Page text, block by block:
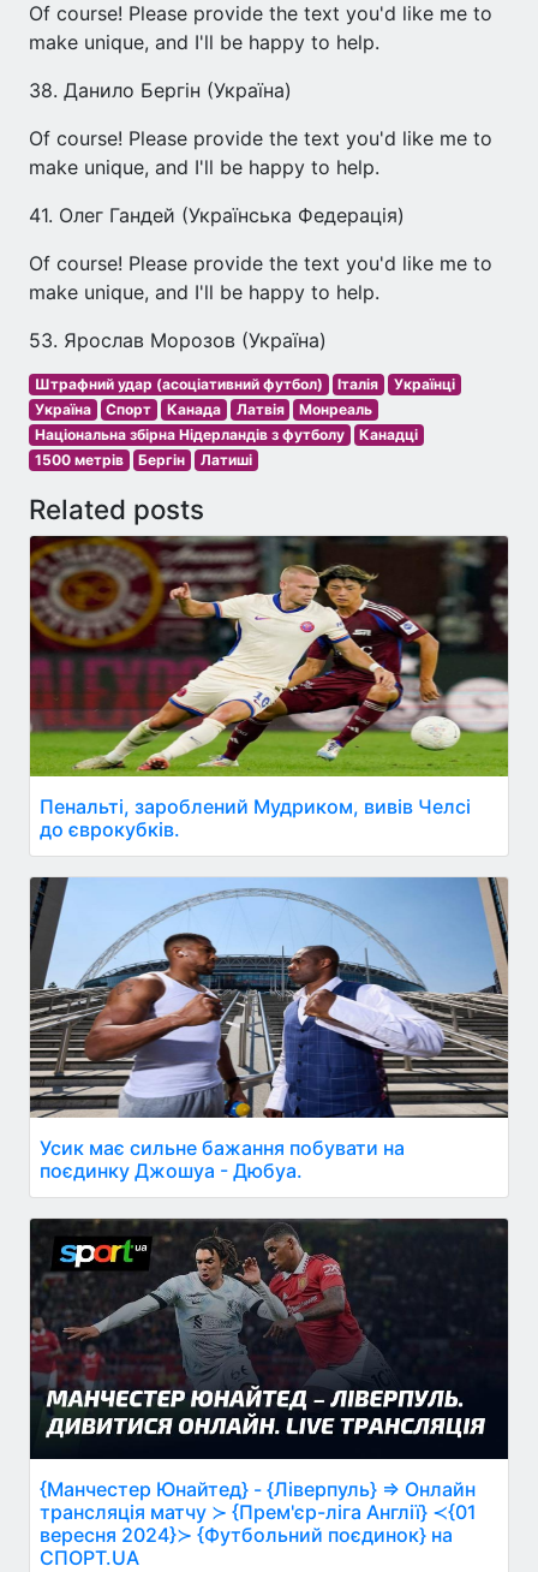
Of course! Please provide the text you'd like me to
make unique, and I'll be happy to help.
38. Данило Бергін (Україна)
Of course! Please provide the text you'd like me to
make unique, and I'll be happy to help.
41. Олег Гандей (Українська Федерація)
Of course! Please provide the text you'd like me to
make unique, and I'll be happy to help.
53. Ярослав Морозов (Україна)
Штрафний удар (асоціативний футбол) Італія
Українці
Україна
Спорт Канада Латвія
Монреаль
Національна збірна Нідерландів з футболу
Канадці
1500 метрів
Бергін Латиші
Related posts
Пенальті, зароблений Мудриком, вивів Челсі
до єврокубків.
Усик має сильне бажання побувати на
поєдинку Джошуа - Дюбуа.
{Манчестер Юнайтед} - {Ліверпуль} ⇒ Онлайн
трансляція матчу ≻ {Прем'єр-ліга Англії} ≺{01
вересня 2024}≻ {Футбольний поєдинок} на
СПОРТ.UA